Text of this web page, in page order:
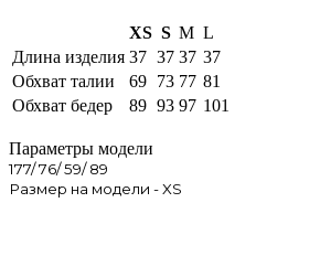
XS S M L
Длина изделия 37 37 37 37
Обхват талии
69 73 77 81
Обхват бедер
89 93 97 101
Параметры модели
177/ 76/ 59/ 89
Размер на модели - XS